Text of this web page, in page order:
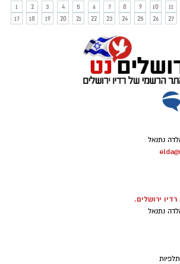
1
2 3 4 5 6 7 8 9 10 11
17
18 19 20 21 22 23 24 25 26 27
נתנאל
ירושלים.
נתנאל